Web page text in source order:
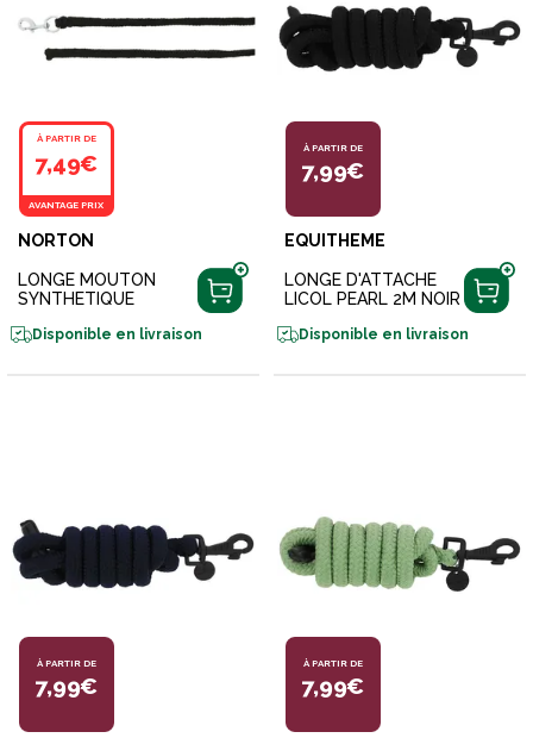
À PARTIR DE
7,49€
AVANTAGE PRIX
NORTON
LONGE MOUTON
SYNTHETIQUE
Disponible en livraison
À PARTIR DE
7,99€
EQUITHEME
LONGE D'ATTACHE
LICOL PEARL 2M NOIR
Disponible en livraison
À PARTIR DE
7,99€
À PARTIR DE
7,99€